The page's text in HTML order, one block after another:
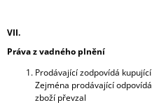
VII.
Práva z vadného plnění
Prodávající zodpovídá
Zejména prodávající
zboží převzal